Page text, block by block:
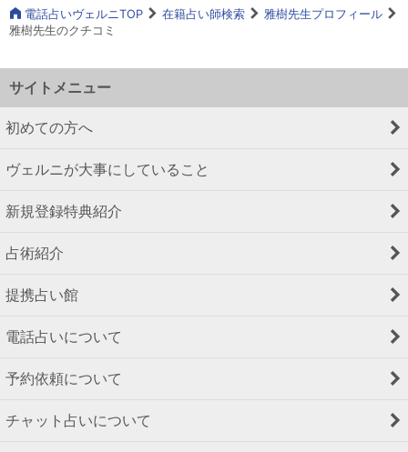
電話占いヴェルニTOP 在籍占い師検索
雅樹先生プロフィール
雅樹先生のクチコミ
サイトメニュー
初めての方へ
ヴェルニが大事にしていること
新規登録特典紹介
占術紹介
提携占い館
電話占いについて
予約依頼について
チャット占いについて